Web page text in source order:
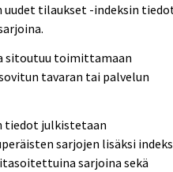
uudet tilaukset -indeksin
sitoutuu toimittamaan
tavaran tai palvelun
tiedot julkistetaan
sarjojen lisäksi
sarjoina sekä